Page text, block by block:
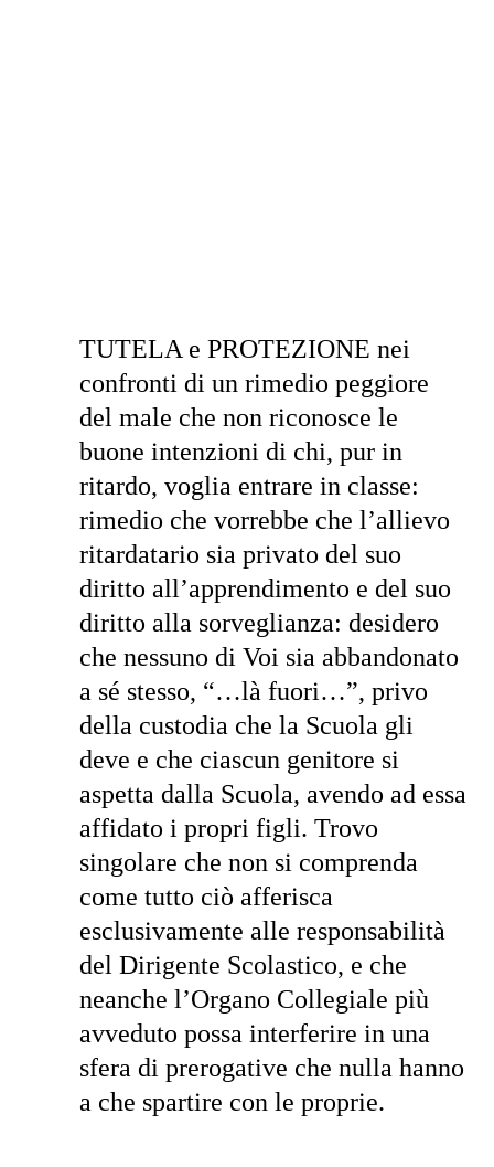
TUTELA e PROTEZIONE nei
confronti di un rimedio peggiore
del male che non riconosce le
buone intenzioni di chi, pur in
ritardo, voglia entrare in classe:
rimedio che vorrebbe che l’allievo
ritardatario sia privato del suo
diritto all’apprendimento e del suo
diritto alla sorveglianza: desidero
che nessuno di Voi sia abbandonato
a sé stesso, “…là fuori…”, privo
della custodia che la Scuola gli
deve e che ciascun genitore si
aspetta dalla Scuola, avendo ad essa
affidato i propri figli. Trovo
singolare che non si comprenda
come tutto ciò afferisca
esclusivamente alle responsabilità
del Dirigente Scolastico, e che
neanche l’Organo Collegiale più
avveduto possa interferire in una
sfera di prerogative che nulla hanno
a che spartire con le proprie.